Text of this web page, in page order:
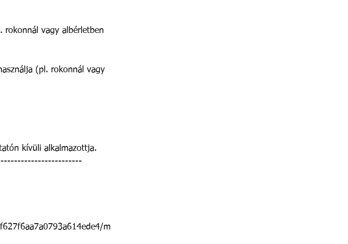
rokonnál vagy albérletben
(pl. rokonnál vagy
kívüli alkalmazottja.
m